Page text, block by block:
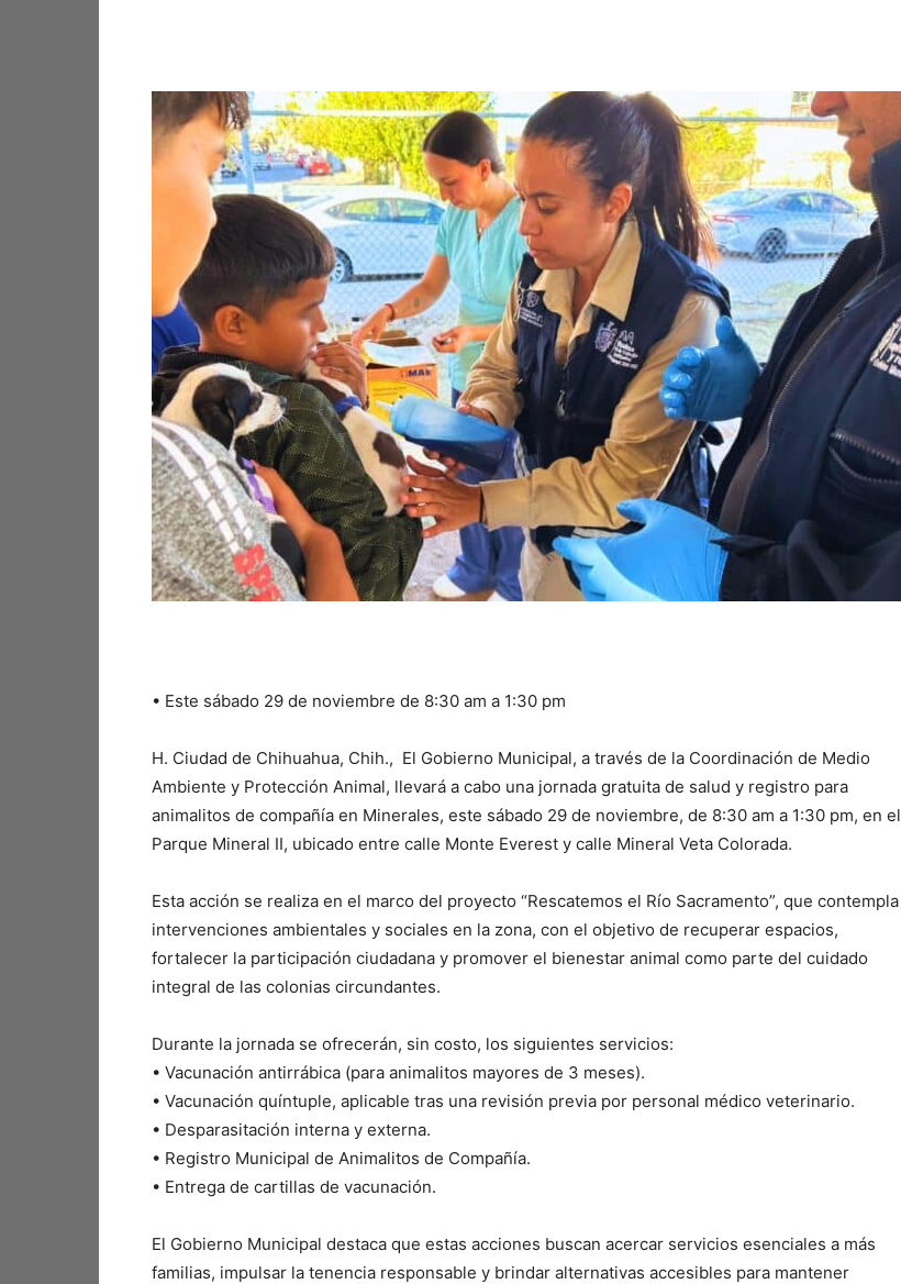
•⁠ ⁠Este sábado 29 de noviembre de 8:30 am a 1:30 pm
H. Ciudad de Chihuahua, Chih., El Gobierno Municipal, a través de la Coordinación de Medio
Ambiente y Protección Animal, llevará a cabo una jornada gratuita de salud y registro para
animalitos de compañía en Minerales, este sábado 29 de noviembre, de 8:30 am a 1:30 pm, en el
Parque Mineral II, ubicado entre calle Monte Everest y calle Mineral Veta Colorada.
Esta acción se realiza en el marco del proyecto “Rescatemos el Río Sacramento”, que contempla
intervenciones ambientales y sociales en la zona, con el objetivo de recuperar espacios,
fortalecer la participación ciudadana y promover el bienestar animal como parte del cuidado
integral de las colonias circundantes.
Durante la jornada se ofrecerán, sin costo, los siguientes servicios:
•⁠ ⁠Vacunación antirrábica (para animalitos mayores de 3 meses).
•⁠ ⁠Vacunación quíntuple, aplicable tras una revisión previa por personal médico veterinario.
•⁠ ⁠Desparasitación interna y externa.
•⁠ ⁠Registro Municipal de Animalitos de Compañía.
•⁠ ⁠Entrega de cartillas de vacunación.
El Gobierno Municipal destaca que estas acciones buscan acercar servicios esenciales a más
familias, impulsar la tenencia responsable y brindar alternativas accesibles para mantener